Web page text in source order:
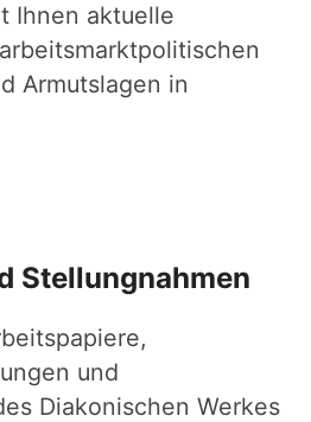
Ihnen aktuelle
Armutslagen in
Stellungnahmen
und
Diakonischen Werkes